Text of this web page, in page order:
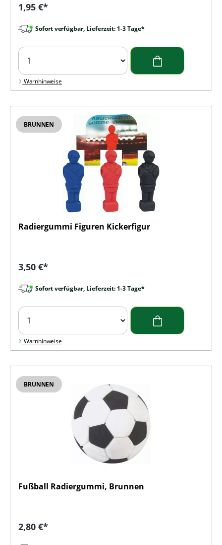
Regulärer Preis:
1,95 €*
Sofort verfügbar, Lieferzeit: 1-3 Tage*
Warnhinweise
BRUNNEN
Radiergummi Figuren Kickerfigur
Regulärer Preis:
3,50 €*
Sofort verfügbar, Lieferzeit: 1-3 Tage*
Warnhinweise
BRUNNEN
Fußball Radiergummi, Brunnen
Regulärer Preis:
2,80 €*